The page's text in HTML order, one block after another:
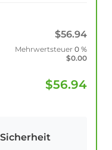
$56.94
Mehrwertsteuer 0 %
$0.00
$56.94